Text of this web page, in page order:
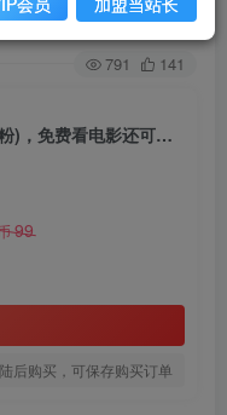
关注 私信
791 141
快手无人直播放电影教程(可收徒+涨粉)，免费看电影还可以赚钱【揭秘】
99
后购买，可保存购买订单